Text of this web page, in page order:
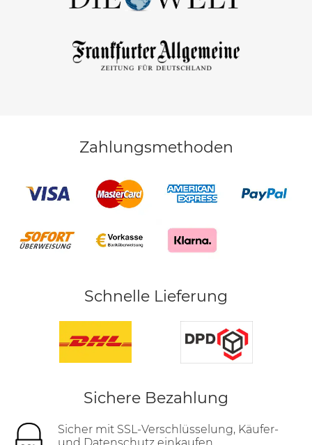
Zahlungsmethoden
Schnelle Lieferung
Sichere Bezahlung
Sicher mit SSL-Verschlüsselung, Käufer-